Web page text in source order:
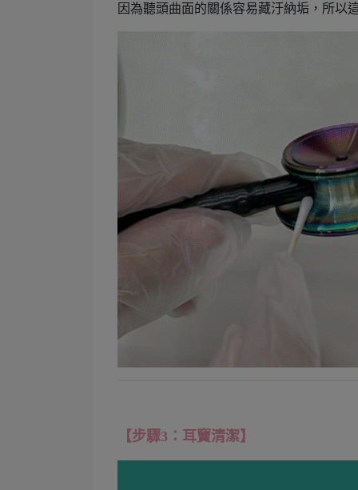
因為聽頭曲面的關係容易藏汙納垢，所以
【步驟3：耳竇清潔】